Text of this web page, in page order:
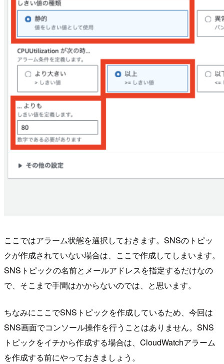
ここではアラーム状態を選択しておきます。SNSのトピッ
クが作成されていない場合は、ここで作成してしまいます。
SNSトピックの名前とメールアドレスを指定するだけなの
で、そこまで手間はかからないのでは、と思います。
ちなみにここでSNSトピックを作成しているため、今回は
SNS画面でコンソール操作を行うことはありません。SNS
トピックをイチから作成する場合は、CloudWatchアラーム
を作成する前にやっておきましょう。